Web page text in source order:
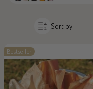
Sort by
Bestseller